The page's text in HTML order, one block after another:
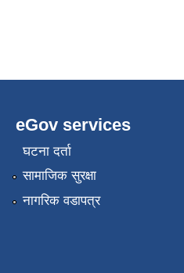
eGov services
घटना दर्ता
सामाजिक सुरक्षा
नागरिक वडापत्र